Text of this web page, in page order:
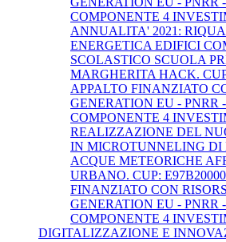
COMPONENTE 4
ANNUALITA' 2021:
ENERGETICA EDIFICI
SCOLASTICO SCUOLA
MARGHERITA HACK.
APPALTO FINANZIATO
GENERATION EU - PNRR
COMPONENTE 4
REALIZZAZIONE DEL
IN MICROTUNNELING
ACQUE METEORICHE
URBANO. CUP:
FINANZIATO CON
GENERATION EU - PNRR
COMPONENTE 4
DIGITALIZZAZIONE E